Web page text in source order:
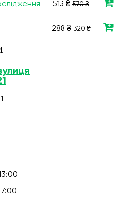
513 ₴ 570 ₴
288 ₴320 ₴